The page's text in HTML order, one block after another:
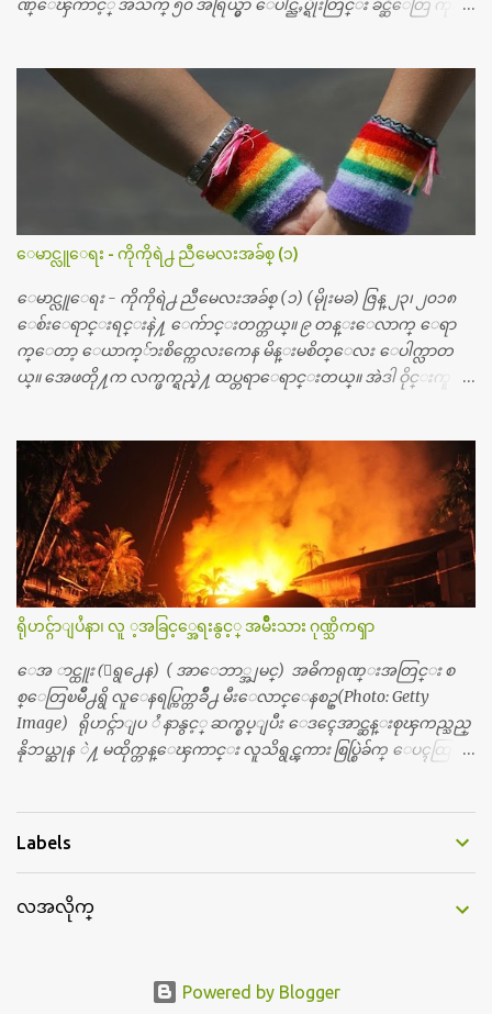
ဏ္ေၾကာင့္ အသက္ ၅၀ အရြယ္မွာ ေပါင္ညႇပ္ရိုးတြင္း ခ်င္ဆီေတြ ကုန္ခ
စၿပီး၊ အာရွေတာ္ဝင္ခြဲစိတ္ခန္းကို ငွားရမ္းခြဲစိတ္ အရိုးအစားထိုးကုပါတ
ယ္။ ေဆးစစ္၊ေဆးဝယ္၊ ခြဲစိတ္ကု၊ အရိုးအစားထိုးပစၥည္း စတဲ့စရိ
တ္ေတြနဲ႔ေဆးရံုမွာ ၂ ပတ္ေနထိုင္စရိတ္ သိန္း ၇၀ ေလာက္ ကုန္သြား
ပါတယ္။ သူငယ္ခ်င္းျဖစ္သူကို လာေတြ႔ရင္း ဟိုတယ္လို သန္႔ရွင္းသ
ပ္ရပ္တဲ့ ဝိတိုရိယေဆးရံုမွာ စီတီစကင္ နဲ႔ အမ္အာအိုင္1 စက္ခန္းကိုေ
တြ႔လို႔ေမးၾကည့္ေတာ့ တခါစမ္းရင္ က်ပ္တသိန္းေက်ာ္ က်သင့္
တယ္သိရပါတယ္။ တခါတေလ ကိုယ္လက္ေျခ၊ ဦးေႏွာက္ေတြ အေသး
စိတ္ၾကည့္လိုရင္ ဒီစက္ၾကီးေတြနဲ႔ စမ္းသပ္ရပါတယ္။ ခႏၱာကိုယ္အစိတ္ပို
င္း ကလီစာေတြကိုၾကည့္ရႈတဲ့ အာလထရာေဆာင္း2 စက္ေတြ
ကေတာ့ ေစ်းသိပ္မႀကီးလို႔ ျမန္မာျပည္ေဆးရံုတိုင္းရွိပါတယ္။
တစ္ခါစမ္းရင္ က်ပ္တစ္ေသာင္းေလာက္ က်သင့္ပါတယ္။ စာေရးသူ လြ
န္ခဲ့တဲ့ (၂)...
ေမာင္လူေရး - ကိုကိုရဲ႕ ညီမေလးအခ်စ္ (၁)
ေမာင္လူေရး - ကိုကိုရဲ႕ ညီမေလးအခ်စ္ (၁) (မိုုးမခ) ဇြန္ ၂၃၊ ၂၀၁၈
ေစ်းေရာင္းရင္းနဲ႔ ေက်ာင္းတက္တယ္။ ၉ တန္းေလာက္ ေရာ
က္ေတာ့ ေယာက္်ားစိတ္ကေလးကေန မိန္းမစိတ္ေလး ေပါက္လာတ
ယ္။ အေဖတို႔က လက္ဖက္ရည္နဲ႔ ထပ္တရာေရာင္းတယ္။ အဲဒါ ဝိုင္းကူ
တယ္။ ပန္းပန္တယ္။ မိန္းကေလး အဝတ္အစားေတြကိုလည္း ခုိးဝတ္တ
ယ္။ မိန္းမစိတ္ရွိေတာ့ ရွိေပမယ့္ ကိုယ့္ကိုယ္ကို မိန္းမစိတ္ေပါက္မွန္း
သိတာက ၉ တန္း၊ ၁၀ တန္းေလာက္ကမွ။ ညီအစ္ကို ေမာင္နွမ အားလံုး ၆
ေယာက္ရွိတယ္။ အစ္ကို ၃ ေယာက္၊ အစ္မ ႏွစ္ေယာက္။ အစ္ကိုေတြက
လည္း သူ႔ အေပါင္းအသင္းနဲ႔ သူဆိုေတာ့ အမေတြနဲ႔ဘဲ ေပါ
င္းတယ္။ ျပီးေတာ့ အေဖကလည္း ေယာက္်ားဆုိ ေယာ
က္်ားေလးလုိဘဲ ေနေစခ်င္တယ္။ အေဖ့ကို ေၾကာက္လည္း ေၾကာ
က္ရတယ္။ ေယာက္်ားဘဝဆုိတာ ျမင့္ျမတ္တယ္ေပါ့။ ေယာ
က္်ားေလး စိတ္လည္း ရွိေအာင္ ဘာသာေရးလည္း လုိက္စားေအာင္
တန္ခူးလဆုိ တစ္လလံုး ကိုရင္ ဝတ္ခုိင္းတယ္။ ေက်ာင္းမွာဆုိရင္ ေ
ယာက္်ားေလးေတြက ကိုယ့္ကို ဘာပဲျဖစ္ျဖစ္ မၾကားတၾကား စ
ရင္စတယ္။ အေျခာက္ ဘာညာေပါ့၊ အာ့့လုိေလးေတြ စတာေပါ့။
ရိုဟင္ဂ်ာျပႆနာ၊ လူ ့အခြင့္အေရးနွင့္ အမ်ိဳးသား ဂုဏ္သိကၡာ
ေအ ာင္ထူး (ေရွ႕ေန) ( အာေဘာ္အျမင္) အဓိကရုဏ္းအတြင္း စ
စ္ေတြၿမိဳ႕ရွိ လူေနရပ္ကြက္တခ်ိဳ႕ မီးေလာင္ေနစဥ္(Photo: Getty
Image) ရိုဟင္ဂ်ာျပ ႆ နာနွင့္ ဆက္စပ္ျပီး ေဒၚေအာင္ဆန္းစုၾကည္သည္
နိုဘယ္ဆုန ဲ႔ မထိုက္တန္ေၾကာင္း လူသိရွင္ၾကား စြပ္စြဲခ်က္ ေပၚထြက္လာ
စ္ေနပံုမ်ား၊ ဘဂၤလားေဒ႕ရွ္ နိုင္ငံဘက္သုိ႕ ေလွျဖင့္ကူးေျပးရန္
ထုပ္ တေယာက္ တထုပ္ ေ ပး၍ ေရထဲ သို႔ ျပန္ ေ မာင္းထုတ္လိုက္သျ
ဂ်ာဇီးရား နိုင္ငံတကာ ရုပ္သံလႊင့္ဌာနက ရိုဟင္ဂ်ာျပသနာကို ေလ့လာလု
Labels
လအလိုက္
Powered by Blogger